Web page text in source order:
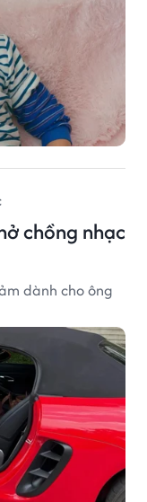
chồng nhạc
dành cho ông